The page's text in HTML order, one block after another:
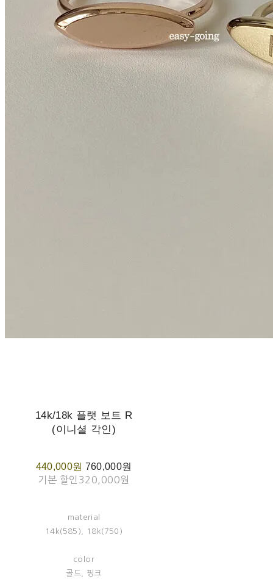
14k/18k 플랫 보트 R
(이니셜 각인)
440,000원 760,000원
기본 할인 320,000원
material
14k(585), 18k(750)
color
골드, 핑크